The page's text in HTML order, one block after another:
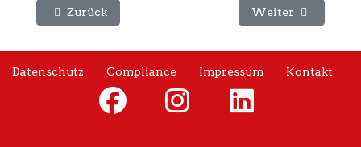
Vorheriger Beitrag: Ausgezeichnete Lehrlinge
Zurück Nächster Beitrag:
Weiter
Datenschutz Compliance Impressum Kontakt
fab
fab
fab